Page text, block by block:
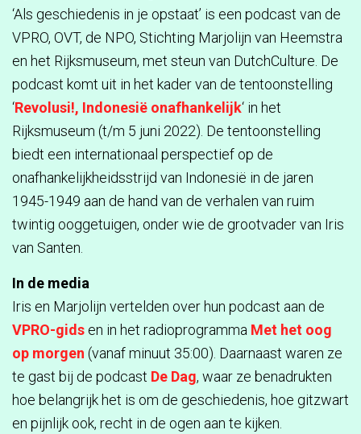
‘Als geschiedenis in je opstaat’ is een podcast van de
VPRO, OVT, de NPO, Stichting Marjolijn van Heemstra
en het Rijksmuseum, met steun van DutchCulture. De
podcast komt uit in het kader van de tentoonstelling
‘Revolusi!, Indonesië onafhankelijk‘ in het
Rijksmuseum (t/m 5 juni 2022). De tentoonstelling
biedt een internationaal perspectief op de
onafhankelijkheidsstrijd van Indonesië in de jaren
1945-1949 aan de hand van de verhalen van ruim
twintig ooggetuigen, onder wie de grootvader van Iris
van Santen.
In de media
Iris en Marjolijn vertelden over hun podcast aan de
VPRO-gids en in het radioprogramma Met het oog
op morgen (vanaf minuut 35:00). Daarnaast waren ze
te gast bij de podcast De Dag, waar ze benadrukten
hoe belangrijk het is om de geschiedenis, hoe gitzwart
en pijnlijk ook, recht in de ogen aan te kijken.